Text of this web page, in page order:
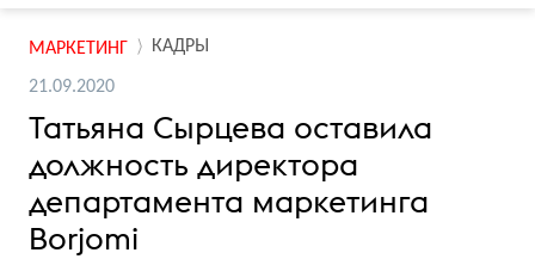
МАРКЕТИНГ КАДРЫ
21.09.2020
Татьяна Сырцева оставила
должность директора
департамента маркетинга
Borjomi